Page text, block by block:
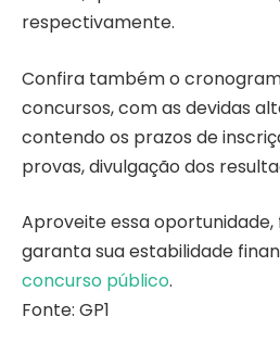
respectivamente.
Confira também o
concursos, com as devidas
contendo os prazos de
provas, divulgação dos
Aproveite essa oportunidade,
garanta sua estabilidade
concurso público.
Fonte: GP1